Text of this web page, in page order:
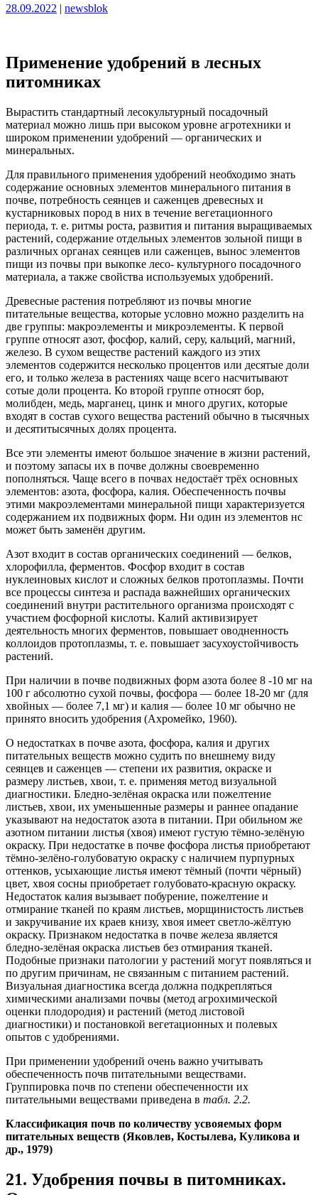
Опубликовано
28.09.2022 | Опубликовано
newsblok
Применение удобрений в лесных
питомниках
Вырастить стандартный лесокультурный посадочный
материал можно лишь при высоком уровне агротехники и
широком применении удобрений — органических и
минеральных.
Для правильного применения удобрений необходимо знать
содержание основных элементов минерального питания в
почве, потребность сеянцев и саженцев древесных и
кустарниковых пород в них в течение вегетационного
периода, т. е. ритмы роста, развития и питания выращиваемых
растений, содержание отдельных элементов зольной пищи в
различных органах сеянцев или саженцев, вынос элементов
пищи из почвы при выкопке лесо- культурного посадочного
материала, а также свойства используемых удобрений.
Древесные растения потребляют из почвы многие
питательные вещества, которые условно можно разделить на
две группы: макроэлементы и микроэлементы. К первой
группе относят азот, фосфор, калий, серу, кальций, магний,
железо. В сухом веществе растений каждого из этих
элементов содержится несколько процентов или десятые доли
его, и только железа в растениях чаще всего насчитывают
сотые доли процента. Ко второй группе относят бор,
молибден, медь, марганец, цинк и много других, которые
входят в состав сухого вещества растений обычно в тысячных
и десятитысячных долях процента.
Все эти элементы имеют большое значение в жизни растений,
и поэтому запасы их в почве должны своевременно
пополняться. Чаще всего в почвах недостаёт трёх основных
элементов: азота, фосфора, калия. Обеспеченность почвы
этими макроэлементами минеральной пищи характеризуется
содержанием их подвижных форм. Ни один из элементов нс
может быть заменён другим.
Азот входит в состав органических соединений — белков,
хлорофилла, ферментов. Фосфор входит в состав
нуклеиновых кислот и сложных белков протоплазмы. Почти
все процессы синтеза и распада важнейших органических
соединений внутри растительного организма происходят с
участием фосфорной кислоты. Калий активизирует
деятельность многих ферментов, повышает оводненность
коллоидов протоплазмы, т. е. повышает засухоустойчивость
растений.
При наличии в почве подвижных форм азота более 8 -10 мг на
100 г абсолютно сухой почвы, фосфора — более 18-20 мг (для
хвойных — более 7,1 мг) и калия — более 10 мг обычно не
принято вносить удобрения (Ахромейко, 1960).
О недостатках в почве азота, фосфора, калия и других
питательных веществ можно судить по внешнему виду
сеянцев и саженцев — степени их развития, окраске и
размеру листьев, хвои, т. е. применяя метод визуальной
диагностики. Бледно-зелёная окраска или пожелтение
листьев, хвои, их уменьшенные размеры и раннее опадание
указывают на недостаток азота в питании. При обильном же
азотном питании листья (хвоя) имеют густую тёмно-зелёную
окраску. При недостатке в почве фосфора листья приобретают
тёмно-зелёно-голубоватую окраску с наличием пурпурных
оттенков, усыхающие листья имеют тёмный (почти чёрный)
цвет, хвоя сосны приобретает голубовато-красную окраску.
Недостаток калия вызывает побурение, пожелтение и
отмирание тканей по краям листьев, морщинистость листьев
и закручивание их краев книзу, хвоя имеет светло-жёлтую
окраску. Признаком недостатка в почве железа является
бледно-зелёная окраска листьев без отмирания тканей.
Подобные признаки патологии у растений могут появляться и
по другим причинам, не связанным с питанием растений.
Визуальная диагностика всегда должна подкрепляться
химическими анализами почвы (метод агрохимической
оценки плодородия) и растений (метод листовой
диагностики) и постановкой вегетационных и полевых
опытов с удобрениями.
При применении удобрений очень важно учитывать
обеспеченность почв питательными веществами.
Группировка почв по степени обеспеченности их
питательными веществами приведена в табл. 2.2.
Классификация почв по количеству усвояемых форм
питательных веществ (Яковлев, Костылева, Куликова и
др., 1979)
21. Удобрения почвы в питомниках.